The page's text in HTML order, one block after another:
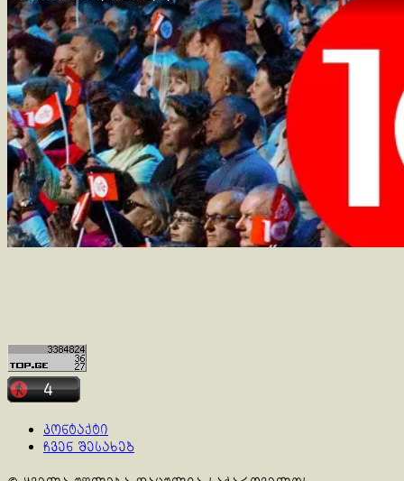
კონტაქტი
ჩვენ შესახებ